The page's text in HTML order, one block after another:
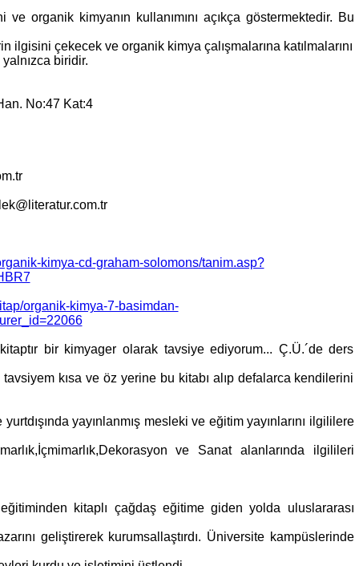
organik kimyanın kullanımını açıkça göstermektedir. Bu
ilgisini çekecek ve organik kimya çalışmalarına katılmalarını
biridir.
No:47 Kat:4
kimya-cd-graham-solomons/tanim.asp?
organik-kimya-7-basimdan-
bir kimyager olarak tavsiye ediyorum... Ç.Ü.´de ders
kısa ve öz yerine bu kitabı alıp defalarca kendilerini
yurtdışında yayınlanmış mesleki ve eğitim yayınlarını ilgililere
ve Sanat alanlarında ilgilileri
kitaplı çağdaş eğitime giden yolda uluslararası
geliştirerek kurumsallaştırdı. Üniversite kampüslerinde